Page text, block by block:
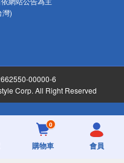
灣)
00000-6
Corp. All Right Reserved
0
購物車 會員